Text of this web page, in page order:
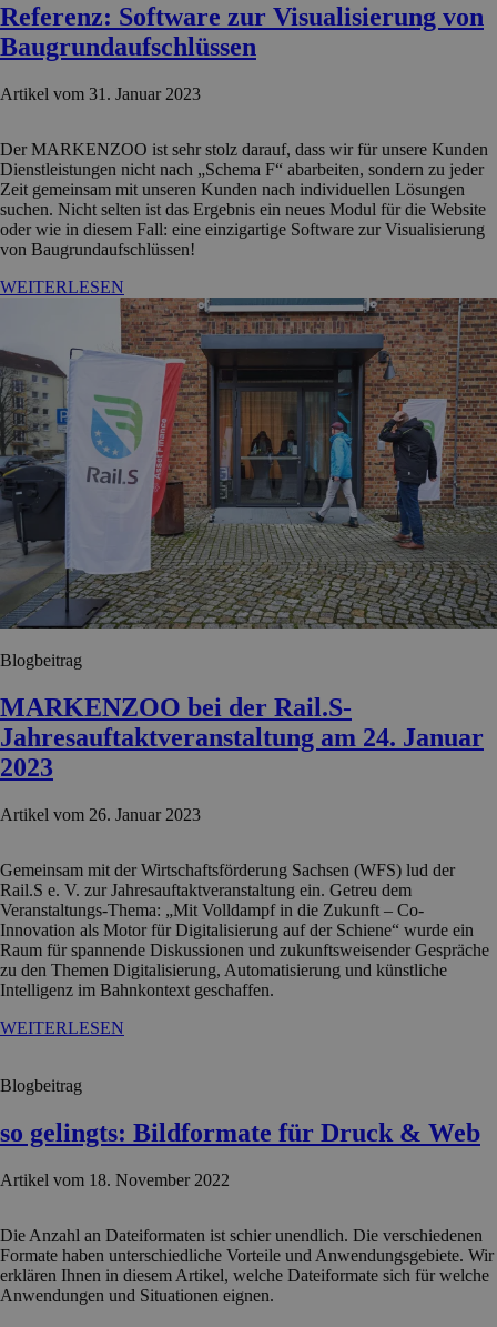
Referenz: Software zur Visualisierung von
Baugrundaufschlüssen
Artikel vom 31. Januar 2023
Der MARKENZOO ist sehr stolz darauf, dass wir für unsere Kunden
Dienstleistungen nicht nach „Schema F“ abarbeiten, sondern zu jeder
Zeit gemeinsam mit unseren Kunden nach individuellen Lösungen
suchen. Nicht selten ist das Ergebnis ein neues Modul für die Website
oder wie in diesem Fall: eine einzigartige Software zur Visualisierung
von Baugrundaufschlüssen!
WEITERLESEN
Blogbeitrag
MARKENZOO bei der Rail.S-
Jahresauftaktveranstaltung am 24. Januar
2023
Artikel vom 26. Januar 2023
Gemeinsam mit der Wirtschaftsförderung Sachsen (WFS) lud der
Rail.S e. V. zur Jahresauftaktveranstaltung ein. Getreu dem
Veranstaltungs-Thema: „Mit Volldampf in die Zukunft – Co-
Innovation als Motor für Digitalisierung auf der Schiene“ wurde ein
Raum für spannende Diskussionen und zukunftsweisender Gespräche
zu den Themen Digitalisierung, Automatisierung und künstliche
Intelligenz im Bahnkontext geschaffen.
WEITERLESEN
Blogbeitrag
so gelingts: Bildformate für Druck & Web
Artikel vom 18. November 2022
Die Anzahl an Dateiformaten ist schier unendlich. Die verschiedenen
Formate haben unterschiedliche Vorteile und Anwendungsgebiete. Wir
erklären Ihnen in diesem Artikel, welche Dateiformate sich für welche
Anwendungen und Situationen eignen.